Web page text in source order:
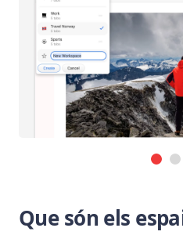
Que són els